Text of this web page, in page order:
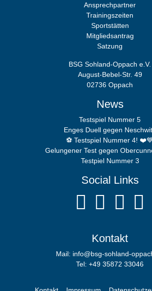
Ansprechpartner
Trainingszeiten
Sportstätten
Mitgliedsantrag
Satzung
BSG Sohland-Oppach e.V.
August-Bebel-Str. 49
02736 Oppach
News
Testspiel Nummer 5
Enges Duell gegen
⚽️ Testspiel Nummer 4!
Gelungener Test gegen
Testpiel Nummer 3
Social Links
Kontakt
Mail: info@bsg-sohland-
Tel: +49 35872 33046